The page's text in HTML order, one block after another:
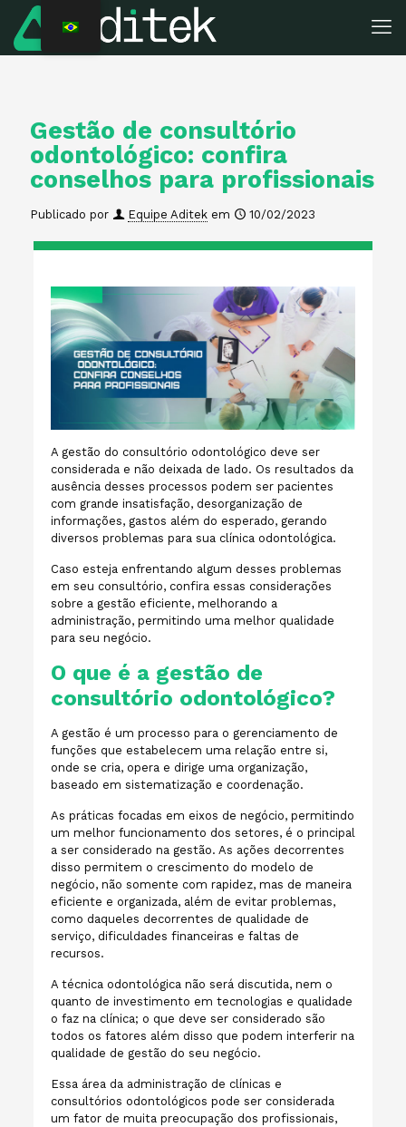
Gestão de consultório
odontológico: confira
conselhos para profissionais
Publicado por Equipe Aditek em 10/02/2023
A gestão do consultório odontológico deve ser
considerada e não deixada de lado. Os resultados da
ausência desses processos podem ser pacientes
com grande insatisfação, desorganização de
informações, gastos além do esperado, gerando
diversos problemas para sua clínica odontológica.
Caso esteja enfrentando algum desses problemas
em seu consultório, confira essas considerações
sobre a gestão eficiente, melhorando a
administração, permitindo uma melhor qualidade
para seu negócio.
O que é a gestão de
consultório odontológico?
A gestão é um processo para o gerenciamento de
funções que estabelecem uma relação entre si,
onde se cria, opera e dirige uma organização,
baseado em sistematização e coordenação.
As práticas focadas em eixos de negócio, permitindo
um melhor funcionamento dos setores, é o principal
a ser considerado na gestão. As ações decorrentes
disso permitem o crescimento do modelo de
negócio, não somente com rapidez, mas de maneira
eficiente e organizada, além de evitar problemas,
como daqueles decorrentes de qualidade de
serviço, dificuldades financeiras e faltas de
recursos.
A técnica odontológica não será discutida, nem o
quanto de investimento em tecnologias e qualidade
o faz na clínica; o que deve ser considerado são
todos os fatores além disso que podem interferir na
qualidade de gestão do seu negócio.
Essa área da administração de clínicas e
consultórios odontológicos pode ser considerada
um fator de muita preocupação dos profissionais,